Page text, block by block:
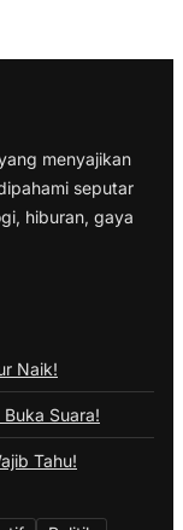
menyajikan
seputar
hiburan, gaya
Naik!
Suara!
Tahu!